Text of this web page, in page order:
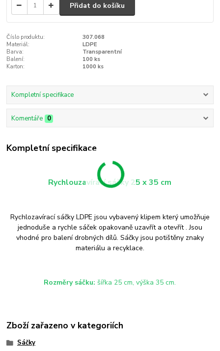
Přidat do košíku
Číslo produktu:
307.068
Materiál:
LDPE
Barva:
Transparentní
Balení:
100 ks
Karton:
1000 ks
Kompletní specifikace
Komentáře 0
Kompletní specifikace
Rychlouzavírací sáčky 25 x 35 cm
Rychlozavírací sáčky LDPE jsou vybavený klipem který umožňuje
jednoduše a rychle sáček opakovaně uzavřít a otevřít . Jsou
vhodné pro balení drobných dílů. Sáčky jsou potištěny znaky
materiálu a recyklace.
Rozměry sáčku: šířka 25 cm, výška 35 cm.
Zboží zařazeno v kategoriích
Sáčky